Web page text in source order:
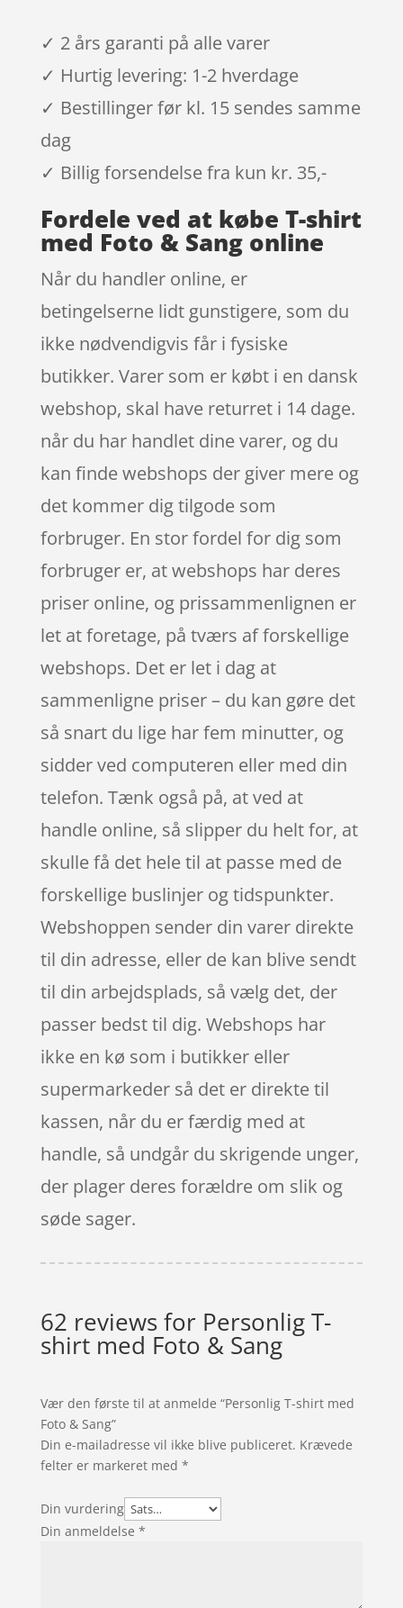
✓ 2 års garanti på alle varer
✓ Hurtig levering: 1-2 hverdage
✓ Bestillinger før kl. 15 sendes samme
dag
✓ Billig forsendelse fra kun kr. 35,-
Fordele ved at købe T-shirt
med Foto & Sang online
Når du handler online, er
betingelserne lidt gunstigere, som du
ikke nødvendigvis får i fysiske
butikker. Varer som er købt i en dansk
webshop, skal have returret i 14 dage.
når du har handlet dine varer, og du
kan finde webshops der giver mere og
det kommer dig tilgode som
forbruger. En stor fordel for dig som
forbruger er, at webshops har deres
priser online, og prissammenlignen er
let at foretage, på tværs af forskellige
webshops. Det er let i dag at
sammenligne priser – du kan gøre det
så snart du lige har fem minutter, og
sidder ved computeren eller med din
telefon. Tænk også på, at ved at
handle online, så slipper du helt for, at
skulle få det hele til at passe med de
forskellige buslinjer og tidspunkter.
Webshoppen sender din varer direkte
til din adresse, eller de kan blive sendt
til din arbejdsplads, så vælg det, der
passer bedst til dig. Webshops har
ikke en kø som i butikker eller
supermarkeder så det er direkte til
kassen, når du er færdig med at
handle, så undgår du skrigende unger,
der plager deres forældre om slik og
søde sager.
62 reviews for Personlig T-
shirt med Foto & Sang
Vær den første til at anmelde “Personlig T-shirt med
Foto & Sang”
Din e-mailadresse vil ikke blive publiceret. Krævede
felter er markeret med *
Din vurdering
Din anmeldelse *